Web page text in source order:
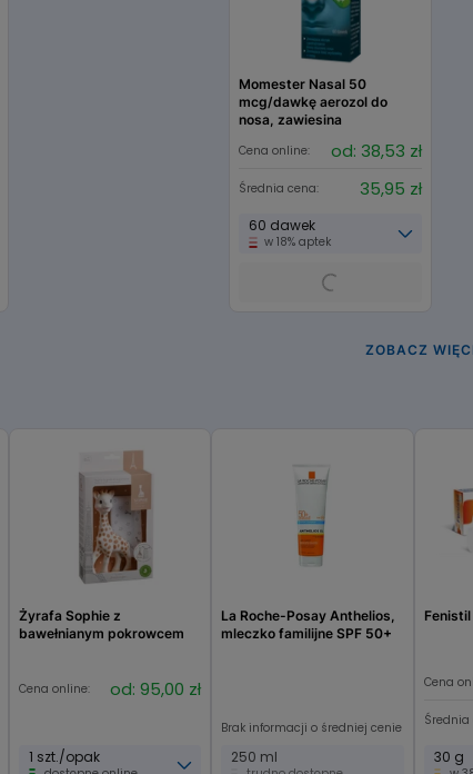
Momester Nasal 50
mcg/dawkę aerozol do
nosa, zawiesina
Cena online:
od: 38,53 zł
Średnia cena: 35,95 zł
60 dawek
w 18% aptek
ZOBACZ
Żyrafa Sophie z
bawełnianym pokrowcem
Cena online: od: 95,00 zł
1 szt./opak
La Roche-Posay Anthelios,
mleczko familijne SPF 50+
Brak informacji o średniej cenie
250 ml
Cena
Średnia
30 g